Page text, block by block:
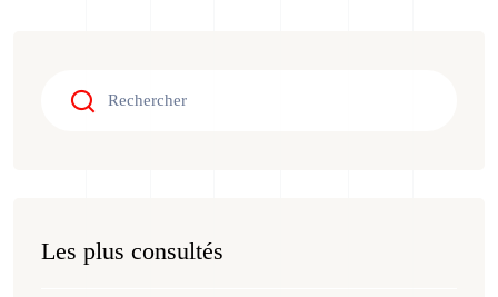
Les plus consultés